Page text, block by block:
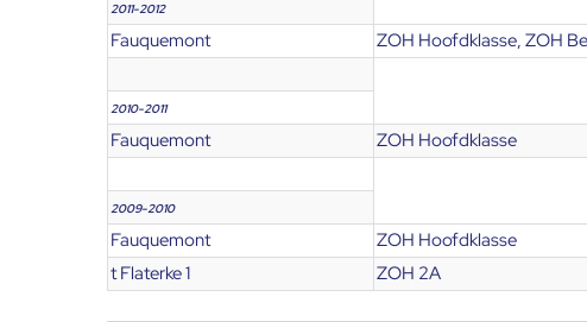
2011-2012
Fauquemont ZOH Hoofdklasse, ZOH
2010-2011
Fauquemont ZOH Hoofdklasse
2009-2010
Fauquemont
ZOH Hoofdklasse
t Flaterke 1
ZOH 2A